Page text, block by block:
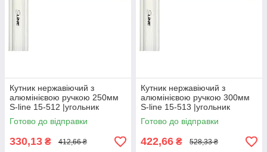
Кутник нержавіючий з
алюмінієвою ручкою 250мм
S-line 15-512 |угольник
Кутник будівельний Угольник
нержавеющий с
Готово до відправки
330,13 ₴ 412,66 ₴
Кутник нержавіючий з
алюмінієвою ручкою 300мм
S-line 15-513 |угольник
Кутник будівельний Угольник
нержавеющий с
Готово до відправки
422,66 ₴ 528,33 ₴